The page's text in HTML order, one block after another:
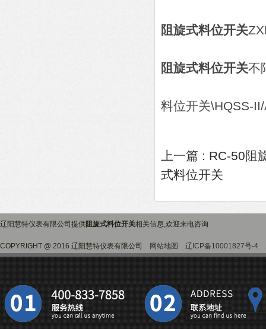
阻旋式料位开关
阻旋式料位开关不
料位开关\HQSS-
上一篇 : RC-50阻
式料位开关
辽阳慧特仪表有限公司提供阻旋式料位开关相关信息,欢迎来电咨询
COPYRIGHT @ 2016 辽阳慧特仪表有限公司 网站地图 辽ICP备10001827号-4